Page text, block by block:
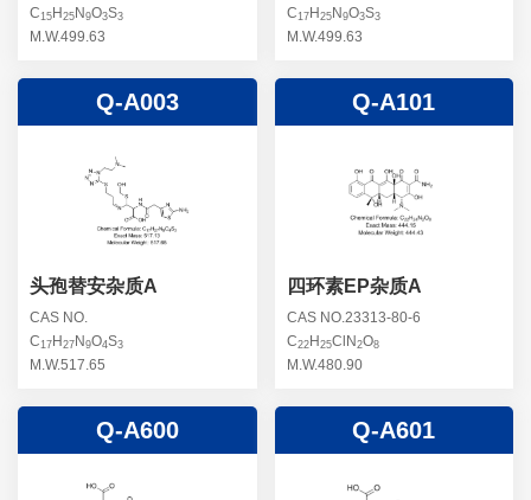
C15 H 25 N 9O3S3
M.W.499.63
C17H 25N 9O3S3
M.W.499.63
Q-A003
头孢替安杂质A
CAS NO.
C17 H 27 N 9O4S3
M.W.517.65
Q-A101
四环素EP杂质A
CAS NO.23313-80-6
C22H 25ClN 2O8
M.W.480.90
Q-A600 Q-A601